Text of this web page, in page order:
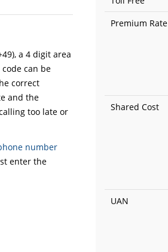
a 4 digit area
can be
correct
and the
too late or
number
enter the
Premium Rate
Shared Cost
UAN